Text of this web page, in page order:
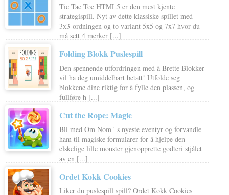
Tic Tac Toe HTML5 er den mest kjente
strategispill. Nyt av dette klassiske spillet med
3x3-ordningen og to variant 5x5 og 7x7 hvor du
må sett 4 merker [...]
Folding Blokk Puslespill
Den spennende utfordringen med å Brette Blokker
vil ha deg umiddelbart betatt! Utfolde seg
blokkene dine riktig for å fylle den plassen, og
fullføre h [...]
Cut the Rope: Magic
Bli med Om Nom ' s nyeste eventyr og forvandle
ham til magiske formularer for å hjelpe den
elskelige lille monster gjenopprette godteri stjålet
av en [...]
Ordet Kokk Cookies
Liker du puslespill spill? Ordet Kokk Cookies